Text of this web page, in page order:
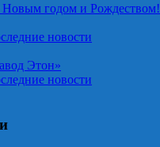
Новым годом и
новости
Этон»
новости